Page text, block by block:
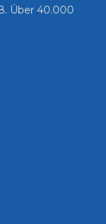
Über 40.000